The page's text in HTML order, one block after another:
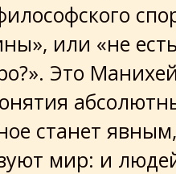
или «не
Это
станет
мир: и